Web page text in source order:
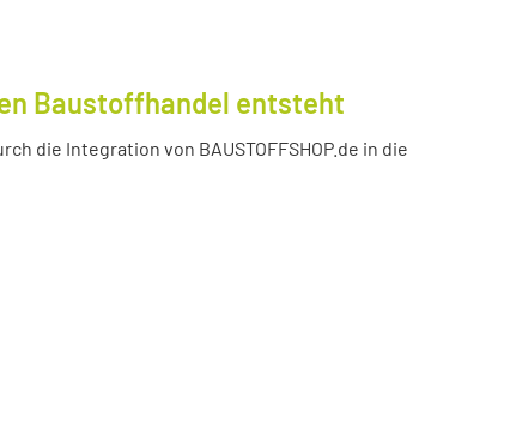
Baustoffhandel entsteht
die Integration von BAUSTOFFSHOP.de in die